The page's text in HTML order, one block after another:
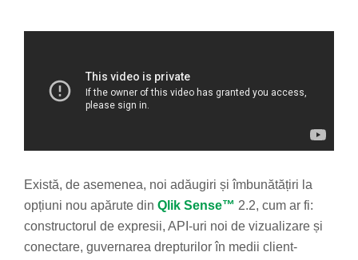
Există, de asemenea, noi adăugiri și îmbunătățiri la
opțiuni nou apărute din Qlik Sense™ 2.2, cum ar fi:
constructorul de expresii, API-uri noi de vizualizare și
conectare, guvernarea drepturilor în medii client-